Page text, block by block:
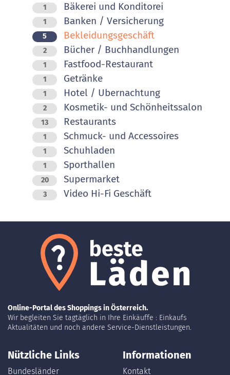
1 Bäkerei und Konditorei
1 Banken / Versicherung
5 Bekleidungsgeschäft
2 Bücher / Buchhandlungen
1 Fastfood-Restaurant
1 Getränke
1 Hotel / Ubernachtung
2 Kosmetik- und Schönheitssalon
13 Restaurants
1 Schmuck- und Accessoires
1 Schuhladen
1 Sporthallen
20 Supermarket
3 Video Hi-Fi Geschäft
Online-Portal des Shoppings in Österreich.
Wir begleiten Sie tagtäglich in Ihre Einkäuffe : Einkaufs
Aktualitäten und noch andere Service-Dienstleistungen.
Nützliche Links
Bundesländer
Informationen
Kontakt